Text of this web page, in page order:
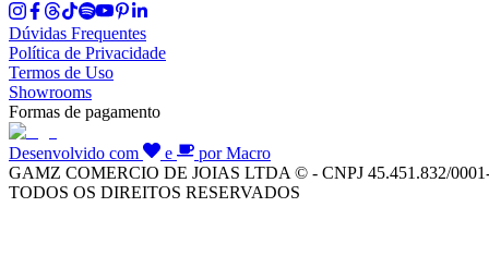
Dúvidas Frequentes
Política de Privacidade
Termos de Uso
Showrooms
Formas de pagamento
Desenvolvido com e
por Macro
GAMZ COMERCIO DE JOIAS LTDA © - CNPJ 45.451.832/
TODOS OS DIREITOS RESERVADOS